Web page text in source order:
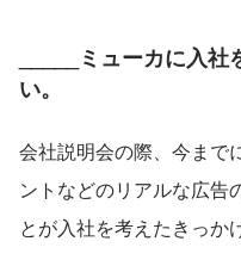
_____ミューカに入
い。
会社説明会の際、今まで
ントなどのリアルな広告
とが入社を考えたきっか